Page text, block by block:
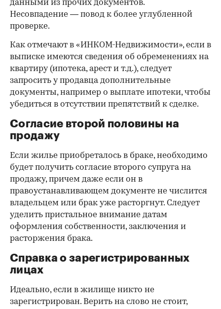
данными из прочих документов.
Несовпадение — повод к более углубленной
проверке.
Как отмечают в «ИНКОМ-Недвижимости», если в
выписке имеются сведения об обременениях на
квартиру (ипотека, арест и т.д.), следует
запросить у продавца дополнительные
документы, например о выплате ипотеки, чтобы
убедиться в отсутствии препятствий к сделке.
Согласие второй половины на
продажу
Если жилье приобреталось в браке, необходимо
будет получить согласие второго супруга на
продажу, причем даже если он в
правоустанавливающем документе не числится
владельцем или брак уже расторгнут. Следует
уделить пристальное внимание датам
оформления собственности, заключения и
расторжения брака.
Справка о зарегистрированных
лицах
Идеально, если в жилище никто не
зарегистрирован. Верить на слово не стоит,